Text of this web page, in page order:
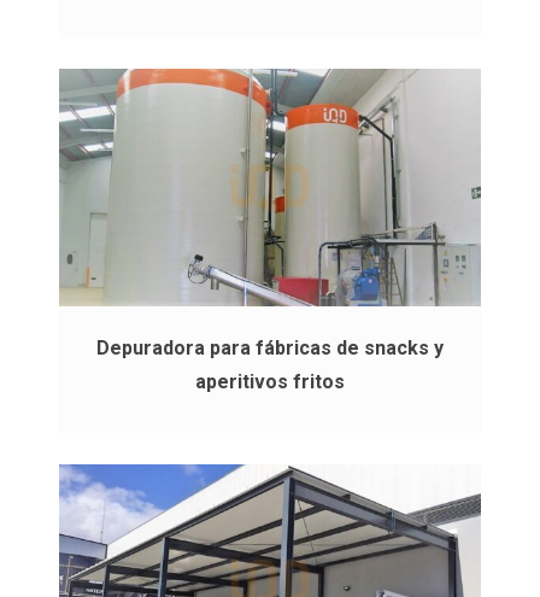
Depuradora para fábricas de snacks y
aperitivos fritos